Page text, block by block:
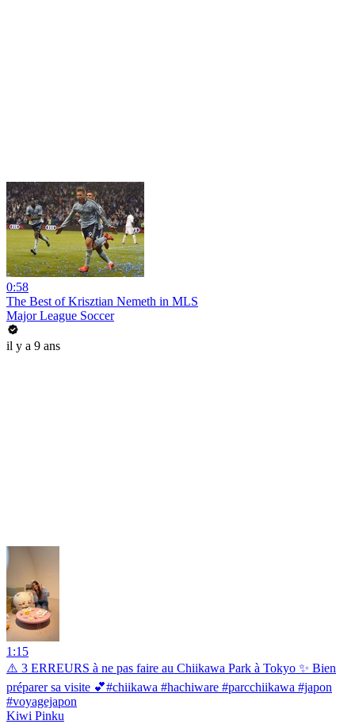
0:58
The Best of Krisztian Nemeth in MLS
Major League Soccer
il y a 9 ans
1:15
⚠️ 3 ERREURS à ne pas faire au Chiikawa Park à Tokyo ✨ Bien
préparer sa visite 💕#chiikawa #hachiware #parcchiikawa #japon
#voyagejapon
Kiwi Pinku